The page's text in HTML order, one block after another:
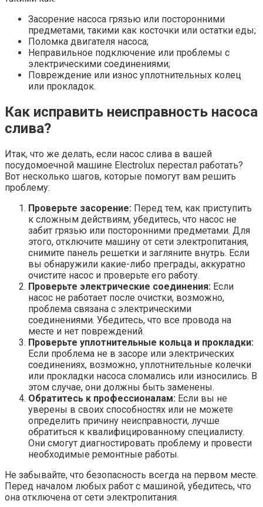
Засорение насоса грязью или посторонними
предметами, такими как косточки или остатки еды;
Поломка двигателя насоса;
Неправильное подключение или проблемы с
электрическими соединениями;
Повреждение или износ уплотнительных колец
или прокладок.
Как исправить неисправность насоса
слива?
Итак, что же делать, если насос слива в вашей
посудомоечной машине Electrolux перестал работать?
Вот несколько шагов, которые помогут вам решить
проблему:
Проверьте засорение: Перед тем, как приступить
к сложным действиям, убедитесь, что насос не
забит грязью или посторонними предметами. Для
этого, отключите машину от сети электропитания,
снимите панель решетки и загляните внутрь. Если
вы обнаружили какие-либо преграды, аккуратно
очистите насос и проверьте его работу.
Проверьте электрические соединения: Если
насос не работает после очистки, возможно,
проблема связана с электрическими
соединениями. Убедитесь, что все провода на
месте и нет повреждений.
Проверьте уплотнительные кольца и прокладки:
Если проблема не в засоре или электрических
соединениях, возможно, уплотнительные колечки
или прокладки насоса сломались или износились. В
этом случае, они должны быть заменены.
Обратитесь к профессионалам: Если вы не
уверены в своих способностях или не можете
определить причину неисправности, лучше
обратиться к квалифицированному специалисту.
Они смогут диагностировать проблему и провести
необходимые ремонтные работы.
Не забывайте, что безопасность всегда на первом месте.
Перед началом любых работ с машиной, убедитесь, что
она отключена от сети электропитания.